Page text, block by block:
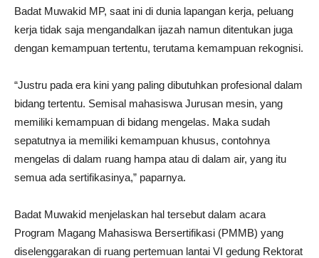
Badat Muwakid MP, saat ini di dunia lapangan kerja, peluang
kerja tidak saja mengandalkan ijazah namun ditentukan juga
dengan kemampuan tertentu, terutama kemampuan rekognisi.
“Justru pada era kini yang paling dibutuhkan profesional dalam
bidang tertentu. Semisal mahasiswa Jurusan mesin, yang
memiliki kemampuan di bidang mengelas. Maka sudah
sepatutnya ia memiliki kemampuan khusus, contohnya
mengelas di dalam ruang hampa atau di dalam air, yang itu
semua ada sertifikasinya,” paparnya.
Badat Muwakid menjelaskan hal tersebut dalam acara
Program Magang Mahasiswa Bersertifikasi (PMMB) yang
diselenggarakan di ruang pertemuan lantai VI gedung Rektorat